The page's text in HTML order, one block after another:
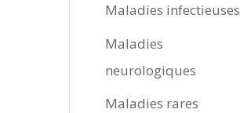
Maladies infectieuses
Maladies
neurologiques
Maladies rares